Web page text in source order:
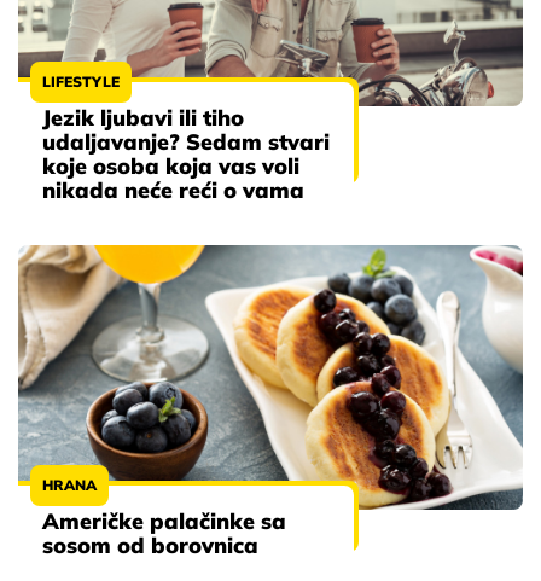
LIFESTYLE
Jezik ljubavi ili tiho
udaljavanje? Sedam stvari
koje osoba koja vas voli
nikada neće reći o vama
HRANA
Američke palačinke sa
sosom od borovnica